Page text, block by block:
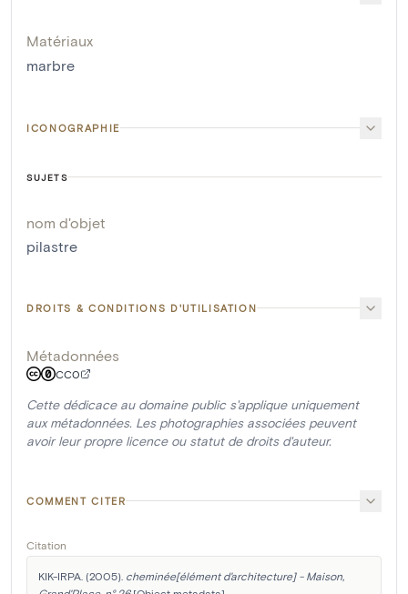
Matériaux
marbre
ICONOGRAPHIE
SUJETS
nom d'objet
pilastre
DROITS & CONDITIONS D'UTILISATION
Métadonnées
CC0
Cette dédicace au domaine public s'applique uniquement
aux métadonnées. Les photographies associées peuvent
avoir leur propre licence ou statut de droits d'auteur.
COMMENT CITER
Citation
KIK-IRPA. (2005). cheminée[élément d'architecture] - Maison,